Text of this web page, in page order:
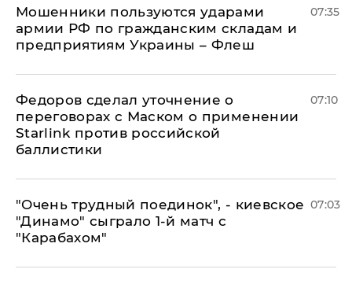
Мошенники пользуются ударами
армии РФ по гражданским складам и
предприятиям Украины – Флеш
07:35
Федоров сделал уточнение о
переговорах с Маском о применении
Starlink против российской
баллистики
07:10
"Очень трудный поединок", - киевское
"Динамо" сыграло 1-й матч с
"Карабахом"
07:03